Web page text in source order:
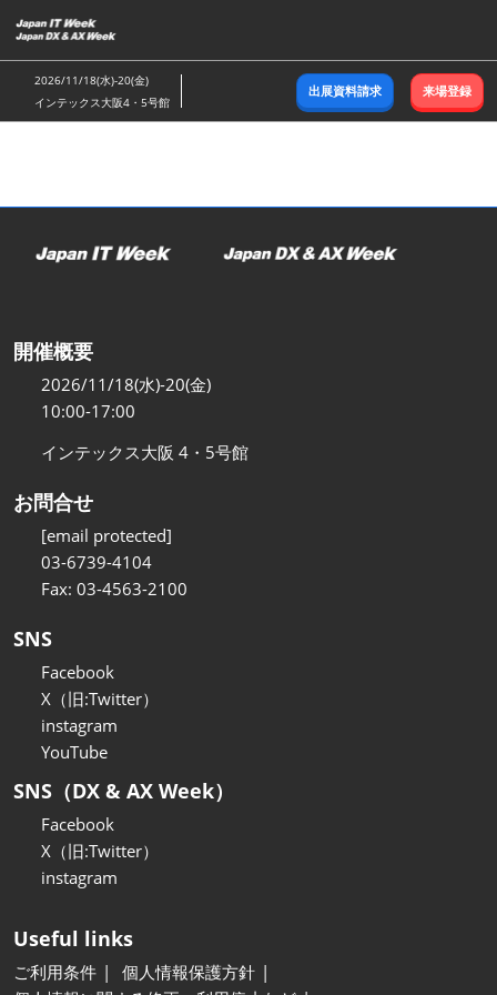
キ
ッ
し
む
2026/11/18(水)-20(金)
インテックス大阪4・5号館
出展資料請求 来場登録
開催概要
2026/11/18(水)-20(金)
10:00-17:00
インテックス大阪 4・5号館
お問合せ
[email protected]
03-6739-4104
Fax: 03-4563-2100
SNS
Facebook
X（旧:Twitter）
instagram
YouTube
SNS（DX & AX Week）
Facebook
X（旧:Twitter）
instagram
Useful links
ご利用条件
個人情報保護方針